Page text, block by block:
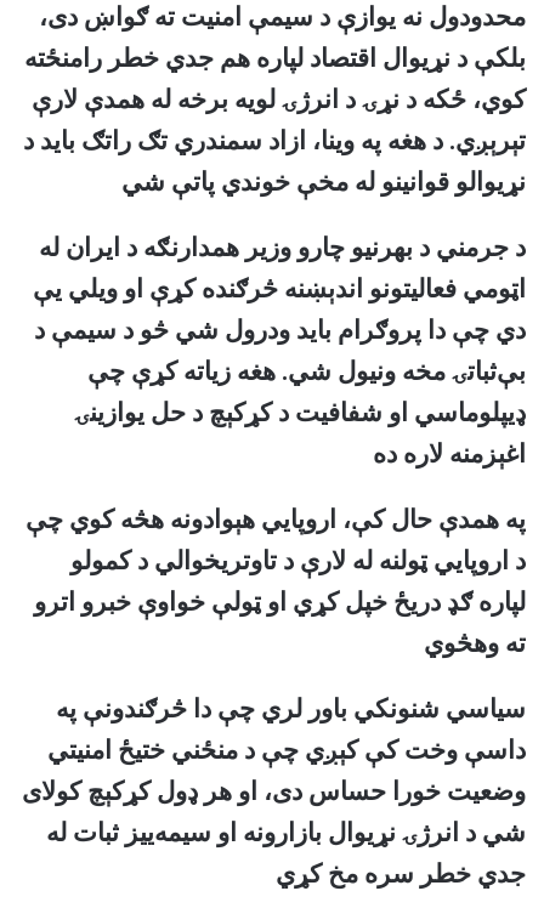
محدودول نه یوازې د سیمې امنیت ته ګواښ دی،
بلکې د نړیوال اقتصاد لپاره هم جدي خطر رامنځته
کوي، ځکه د نړۍ د انرژۍ لویه برخه له همدې لارې
تېرېږي. د هغه په وینا، ازاد سمندري تګ راتګ باید د
نړیوالو قوانینو له مخې خوندي پاتې شي
د جرمني د بهرنیو چارو وزیر همدارنګه د ایران له
اټومي فعالیتونو اندېښنه څرګنده کړې او ویلي یې
دي چې دا پروګرام باید ودرول شي څو د سیمې د
بې‌ثباتۍ مخه ونیول شي. هغه زیاته کړې چې
ډیپلوماسي او شفافیت د کړکېچ د حل یوازینۍ
اغېزمنه لاره ده
په همدې حال کې، اروپایي هېوادونه هڅه کوي چې
د اروپایي ټولنه له لارې د تاوتریخوالي د کمولو
لپاره ګډ دریځ خپل کړي او ټولې خواوې خبرو اترو
ته وهڅوي
سیاسي شنونکي باور لري چې دا څرګندونې په
داسې وخت کې کېږي چې د منځني ختیځ امنیتي
وضعیت خورا حساس دی، او هر ډول کړکېچ کولای
شي د انرژۍ نړیوال بازارونه او سیمه‌ییز ثبات له
جدي خطر سره مخ کړي